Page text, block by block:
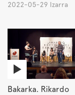
2022-05-29 Izarra
Bakarka. Rikardo